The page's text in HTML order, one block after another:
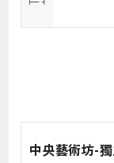
中央藝術坊-